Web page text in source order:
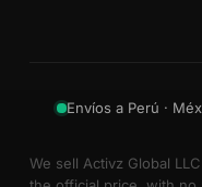
Envíos a Perú ·
We sell Activz Global